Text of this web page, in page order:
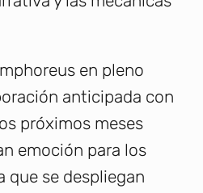
en pleno
anticipada con
próximos meses
emoción para los
que se despliegan